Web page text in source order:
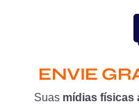
ENVIE
Suas mídias físicas